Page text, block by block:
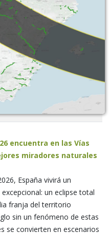
encuentra en las Vías
miradores naturales
España vivirá un
un eclipse total
franja del territorio
sin un fenómeno de estas
se convierten en escenarios